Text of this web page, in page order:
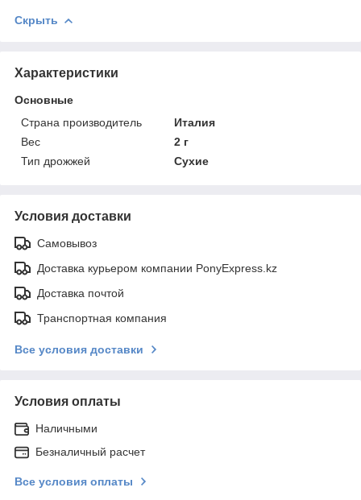
Скрыть
Характеристики
Основные
Страна производитель
Италия
Вес
2 г
Тип дрожжей
Сухие
Условия доставки
Самовывоз
Доставка курьером компании PonyExpress.kz
Доставка почтой
Транспортная компания
Все условия доставки
Условия оплаты
Наличными
Безналичный расчет
Все условия оплаты